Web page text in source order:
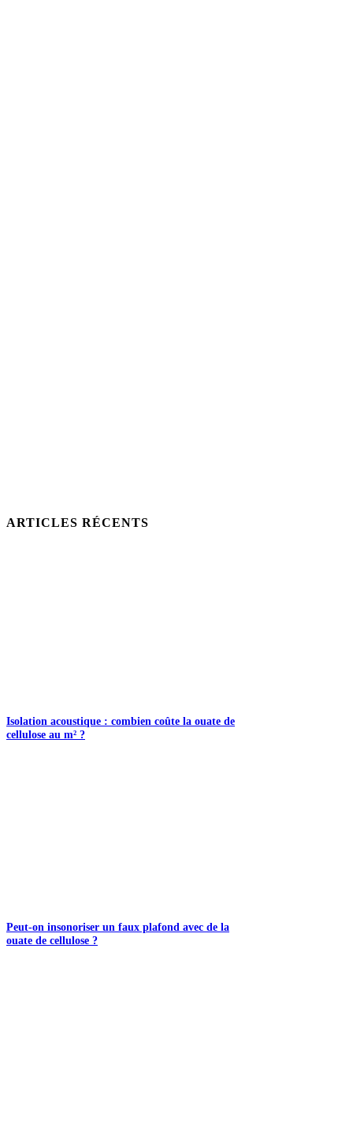
ARTICLES RÉCENTS
Isolation acoustique : combien coûte la ouate de
cellulose au m² ?
Peut-on insonoriser un faux plafond avec de la
ouate de cellulose ?